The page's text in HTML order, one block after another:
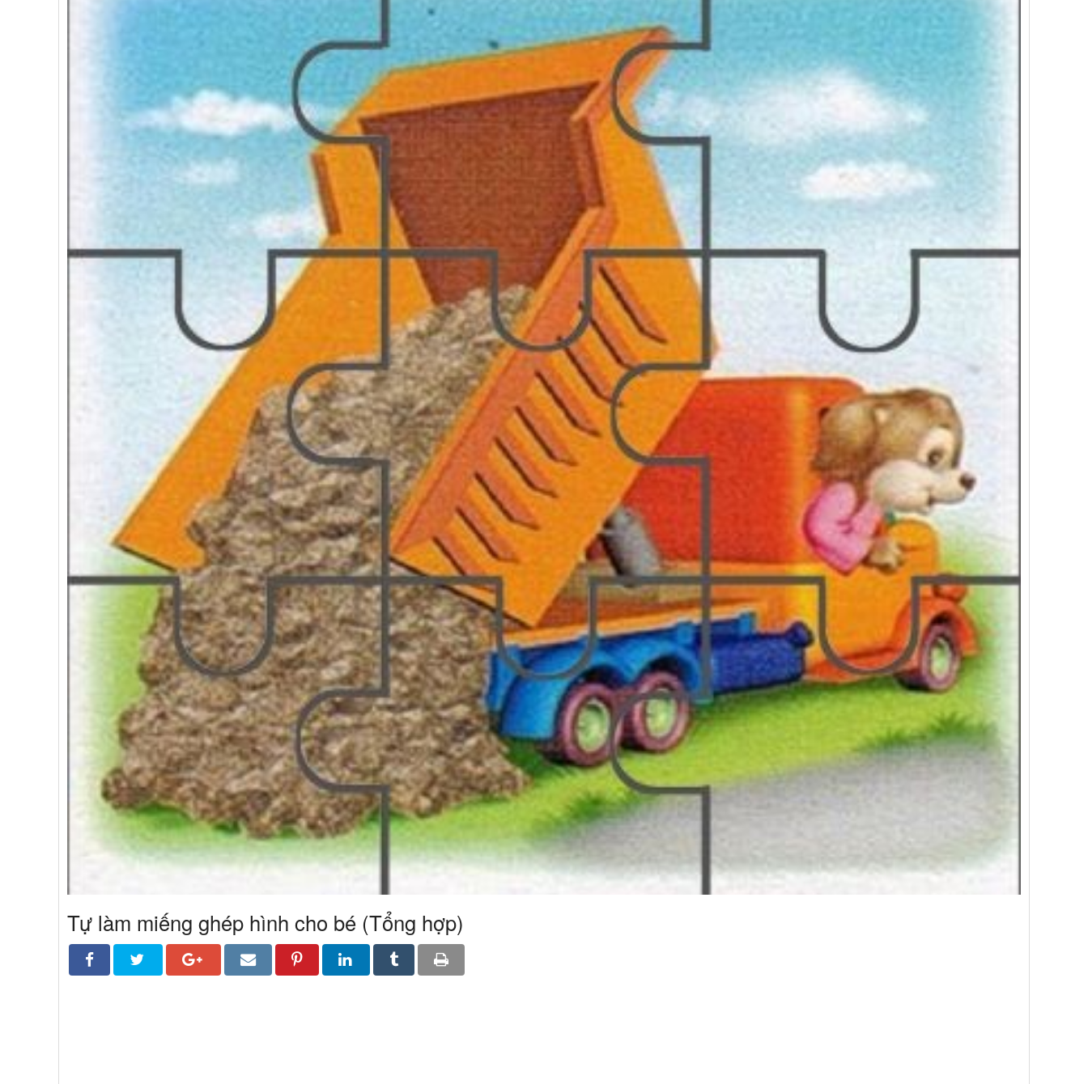
Dạy trẻ cách học bằng cả 2 bán cầu não như thế nào?
Vai trò của giấc ngủ với sự phát triển của não bộ
3 tổn thương não bộ phổ biến ở trẻ
Bài mới 6 phản xạ không điều kiện ở trẻ sơ sinh
Tự làm miếng ghép hình cho bé (Tổng hợp)